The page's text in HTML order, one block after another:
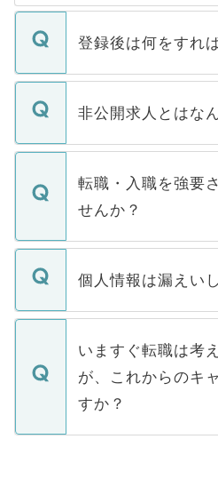
登録後は何をすれ
ご登録いただきまし
登録内容を確認し、
ます。通常、5営業
いただきますので、
非公開求人とはな
マイナビDOCTORで
うち約3割は、Web
けない「非公開求人
下記の理由によって
ません。
■応募殺到を避ける
関を公にしてしまう
に、医療機関が求め
みを人材紹介会社に
ています。
転職・入職を強要
せんか？
転職・入職を強要す
ん。また、仮に応募
定を承諾する必要は
の辞退の連絡はキャ
個人情報は漏えい
個人情報が漏えいす
で、ご安心ください
などで収集したご登
ご本人のキャリアア
支援を目的に使用い
ているすべての個人
いますぐ転職は考
が、これからのキ
すか？